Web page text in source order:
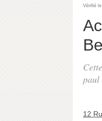
Vérifié
paul
12